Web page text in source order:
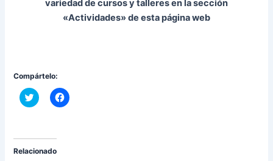
variedad de cursos y talleres en la sección
«Actividades» de esta página web
Compártelo:
C
l
s
H
a
Relacionado